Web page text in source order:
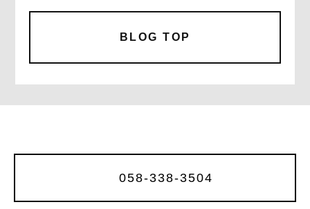
c
e
b
o
o
it
te
r
ai
BLOG TOP
058-338-3504